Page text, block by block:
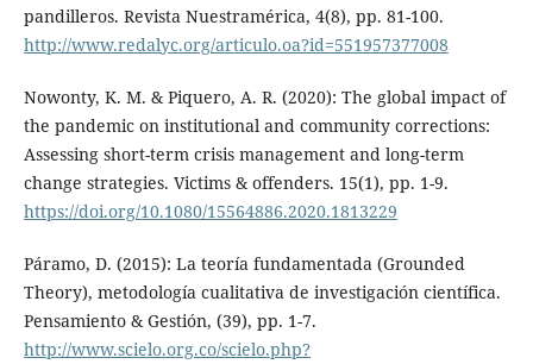
pandilleros. Revista Nuestramérica, 4(8), pp. 81-100.
http://www.redalyc.org/articulo.oa?id=551957377008
Nowonty, K. M. & Piquero, A. R. (2020): The global impact of
the pandemic on institutional and community corrections:
Assessing short-term crisis management and long-term
change strategies. Victims & offenders. 15(1), pp. 1-9.
https://doi.org/10.1080/15564886.2020.1813229
Páramo, D. (2015): La teoría fundamentada (Grounded
Theory), metodología cualitativa de investigación científica.
Pensamiento & Gestión, (39), pp. 1-7.
http://www.scielo.org.co/scielo.php?